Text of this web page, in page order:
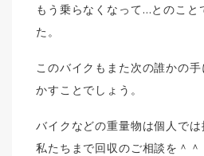
もう乗らなくなって…とのこと
た。
このバイクもまた次の誰かの
かすことでしょう。
バイクなどの重量物は個人で
私たちまで回収のご相談を＾＾